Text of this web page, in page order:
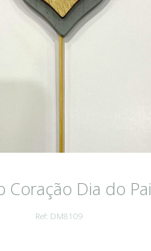
Coração Dia do Pai
Ref: DM8109